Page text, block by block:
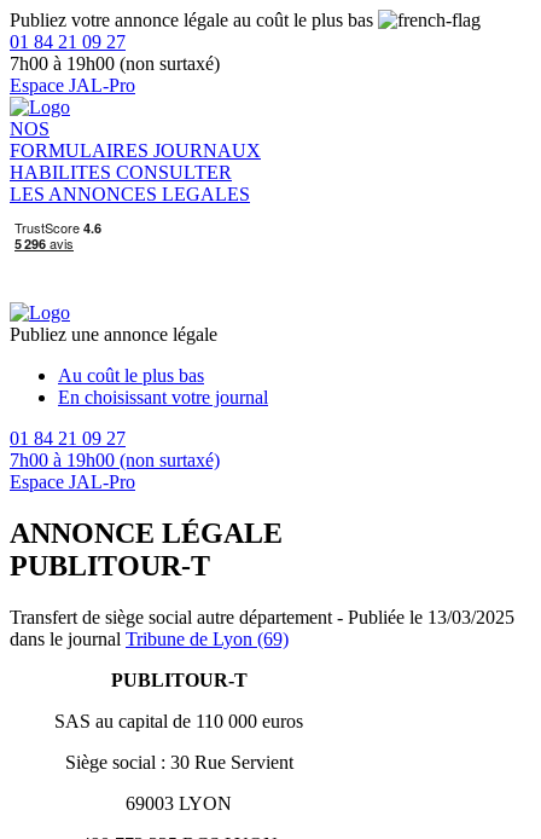
Publiez votre annonce légale au coût le plus bas
01 84 21 09 27
7h00 à 19h00 (non surtaxé)
Espace JAL-Pro
NOS
FORMULAIRES JOURNAUX
HABILITES CONSULTER
LES ANNONCES LEGALES
Publiez une annonce légale
Au coût le plus bas
En choisissant votre journal
01 84 21 09 27
7h00 à 19h00 (non surtaxé)
Espace JAL-Pro
ANNONCE LÉGALE
PUBLITOUR-T
Transfert de siège social autre département - Publiée le 13/03/2025
dans le journal Tribune de Lyon (69)
PUBLITOUR-T
SAS au capital de 110 000 euros
Siège social : 30 Rue Servient
69003 LYON